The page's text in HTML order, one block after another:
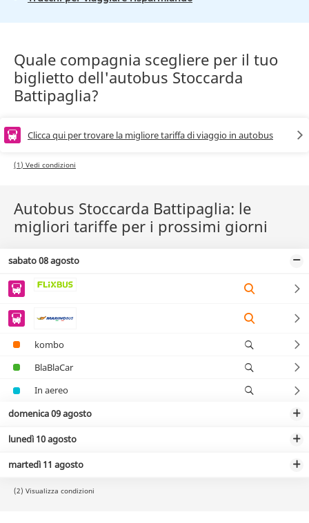
Quale compagnia scegliere per il tuo
biglietto dell'autobus Stoccarda
Battipaglia?
Clicca qui per trovare la migliore tariffa di viaggio in autobus
(1) Vedi condizioni
Autobus Stoccarda Battipaglia: le
migliori tariffe per i prossimi giorni
sabato 08 agosto
kombo
BlaBlaCar
In aereo
domenica 09 agosto
lunedì 10 agosto
martedì 11 agosto
(2) Visualizza condizioni